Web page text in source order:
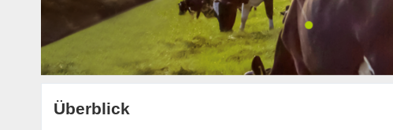
Überblick